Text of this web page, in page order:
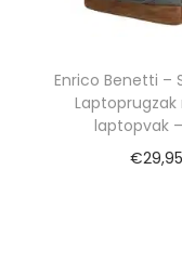
Enrico Benetti –
Laptoprugzak
laptopvak
€29,95